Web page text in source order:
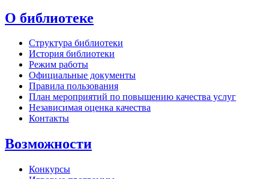
О библиотеке
Структура библиотеки
История библиотеки
Режим работы
Официальные документы
Правила пользования
План мероприятий по повышению качества услуг
Независимая оценка качества
Контакты
Возможности
Конкурсы